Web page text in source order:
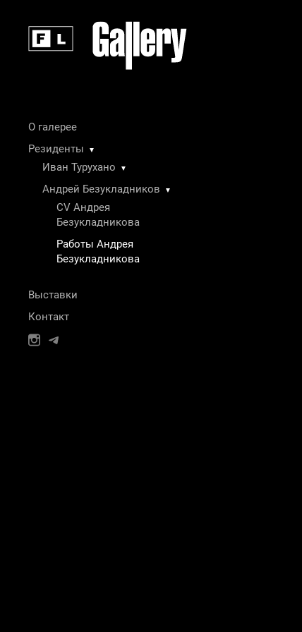
О галерее
Резиденты
▼
Иван Турухано ▼
Андрей Безукладников ▼
CV Андрея
Безукладникова
Работы Андрея
Безукладникова
Выставки
Контакт